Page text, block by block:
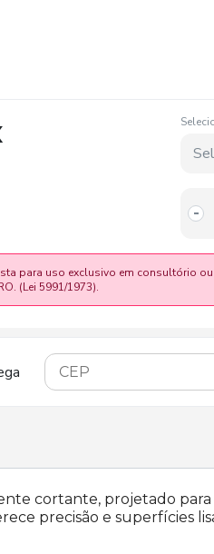
-
para uso exclusivo em consultório
(Lei 5991/1973).
cortante, projetado para
precisão e superfícies